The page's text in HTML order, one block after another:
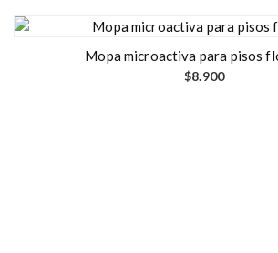
r
Mopa microactiva para pisos
$8.900